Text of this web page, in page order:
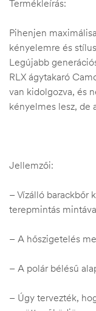
Termékleírás:
Pihenjen
kényelemre és
Legújabb
RLX ágytakaró
van kidolgozva, és
kényelmes lesz, de
Jellemzői:
– Vízálló barackbőr
terepmintás
– A hőszigetelés
– A polár bélésű
– Úgy tervezték,